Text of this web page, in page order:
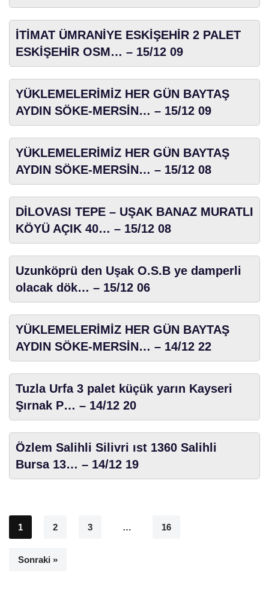
İTİMAT ÜMRANİYE ESKİŞEHİR 2 PALET
ESKİŞEHİR OSM… – 15/12 09
YÜKLEMELERİMİZ HER GÜN BAYTAŞ
AYDIN SÖKE-MERSİN… – 15/12 09
YÜKLEMELERİMİZ HER GÜN BAYTAŞ
AYDIN SÖKE-MERSİN… – 15/12 08
DİLOVASI TEPE – UŞAK BANAZ MURATLI
KÖYÜ AÇIK 40… – 15/12 08
Uzunköprü den Uşak O.S.B ye damperli
olacak dök… – 15/12 06
YÜKLEMELERİMİZ HER GÜN BAYTAŞ
AYDIN SÖKE-MERSİN… – 14/12 22
Tuzla Urfa 3 palet küçük yarın Kayseri
Şırnak P… – 14/12 20
Özlem Salihli Silivri ıst 1360 Salihli
Bursa 13… – 14/12 19
1 2 3 … 16
Sonraki »